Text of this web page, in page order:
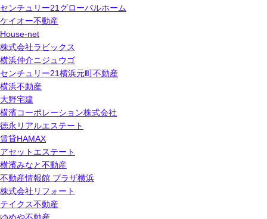
センチュリー21グローバルホーム
ケイオー不動産
House-net
株式会社ラビックス
横浜仲介ニジュウゴ
センチュリー21横浜元町不動産
横浜不動産
大野宅建
横濱コーポレーション株式会社
徳永リアルエステート
賃貸HAMAX
アセットエステート
横濱みなと不動産
不動産情報館 プラザ横浜
株式会社リフォート
テイクス不動産